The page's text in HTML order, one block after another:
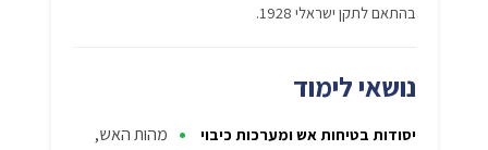
בהתאם לתקן ישראלי 1928.
נושאי לימוד
יסודות בטיחות אש ומערכות כיבוי • מהות האש,